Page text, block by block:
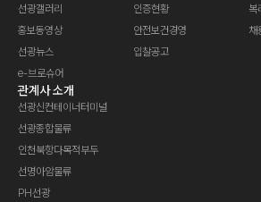
선광갤러리
홍보동영상
선광뉴스
e-브로슈어
인증현황
안전보건경영
입찰공고
복
채
관계사 소개
선광신컨테이너터미널
선광종합물류
인천북항다목적부두
선명아암물류
PH선광